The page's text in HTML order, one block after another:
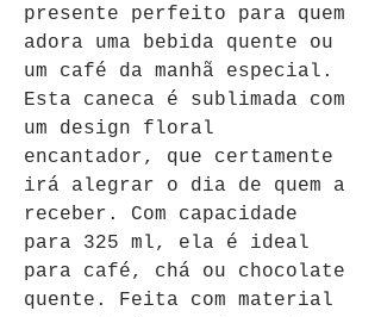
presente perfeito para quem
adora uma bebida quente ou
um café da manhã especial.
Esta caneca é sublimada com
um design floral
encantador, que certamente
irá alegrar o dia de quem a
receber. Com capacidade
para 325 ml, ela é ideal
para café, chá ou chocolate
quente. Feita com material